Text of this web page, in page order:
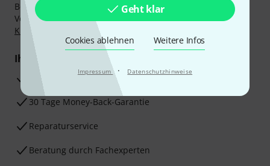
Geht klar
Cookies ablehnen Weitere Infos
Impressum · Datenschutzhinweise
Bezahlen Sie vertraulich und sicher per Nachnahme,
Vorkasse, PayPal, Amazon Pay,Klarna Sofort bezahlen,
Klarna Ratenzahlungoder Kreditkarte.
Ihre Vorteile
3 Jahre Thomann Garantie
30 Tage Money-Back-Garantie
Reparaturservice
Beratung durch Fachexperten